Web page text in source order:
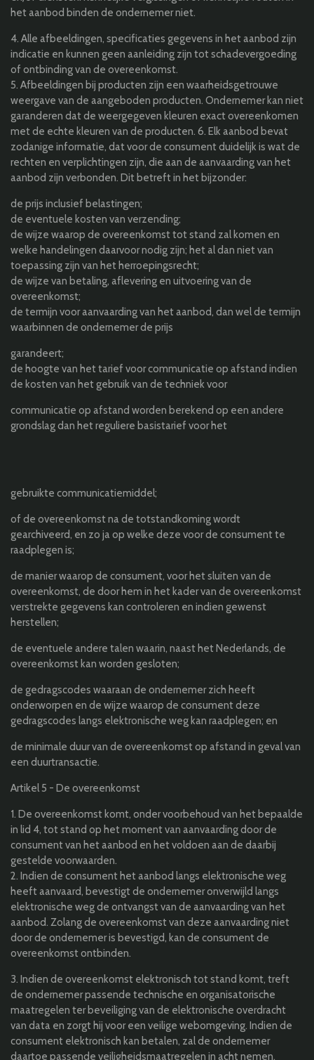
het aanbod binden de ondernemer niet.
4. Alle afbeeldingen, specificaties gegevens in het aanbod zijn
indicatie en kunnen geen aanleiding zijn tot schadevergoeding
of ontbinding van de overeenkomst.
5. Afbeeldingen bij producten zijn een waarheidsgetrouwe
weergave van de aangeboden producten. Ondernemer kan niet
garanderen dat de weergegeven kleuren exact overeenkomen
met de echte kleuren van de producten. 6. Elk aanbod bevat
zodanige informatie, dat voor de consument duidelijk is wat de
rechten en verplichtingen zijn, die aan de aanvaarding van het
aanbod zijn verbonden. Dit betreft in het bijzonder:
de prijs inclusief belastingen;
de eventuele kosten van verzending;
de wijze waarop de overeenkomst tot stand zal komen en
welke handelingen daarvoor nodig zijn; het al dan niet van
toepassing zijn van het herroepingsrecht;
de wijze van betaling, aflevering en uitvoering van de
overeenkomst;
de termijn voor aanvaarding van het aanbod, dan wel de termijn
waarbinnen de ondernemer de prijs
garandeert;
de hoogte van het tarief voor communicatie op afstand indien
de kosten van het gebruik van de techniek voor
communicatie op afstand worden berekend op een andere
grondslag dan het reguliere basistarief voor het
gebruikte communicatiemiddel;
of de overeenkomst na de totstandkoming wordt
gearchiveerd, en zo ja op welke deze voor de consument te
raadplegen is;
de manier waarop de consument, voor het sluiten van de
overeenkomst, de door hem in het kader van de overeenkomst
verstrekte gegevens kan controleren en indien gewenst
herstellen;
de eventuele andere talen waarin, naast het Nederlands, de
overeenkomst kan worden gesloten;
de gedragscodes waaraan de ondernemer zich heeft
onderworpen en de wijze waarop de consument deze
gedragscodes langs elektronische weg kan raadplegen; en
de minimale duur van de overeenkomst op afstand in geval van
een duurtransactie.
Artikel 5 - De overeenkomst
1. De overeenkomst komt, onder voorbehoud van het bepaalde
in lid 4, tot stand op het moment van aanvaarding door de
consument van het aanbod en het voldoen aan de daarbij
gestelde voorwaarden.
2. Indien de consument het aanbod langs elektronische weg
heeft aanvaard, bevestigt de ondernemer onverwijld langs
elektronische weg de ontvangst van de aanvaarding van het
aanbod. Zolang de overeenkomst van deze aanvaarding niet
door de ondernemer is bevestigd, kan de consument de
overeenkomst ontbinden.
3. Indien de overeenkomst elektronisch tot stand komt, treft
de ondernemer passende technische en organisatorische
maatregelen ter beveiliging van de elektronische overdracht
van data en zorgt hij voor een veilige webomgeving. Indien de
consument elektronisch kan betalen, zal de ondernemer
daartoe passende veiligheidsmaatregelen in acht nemen.